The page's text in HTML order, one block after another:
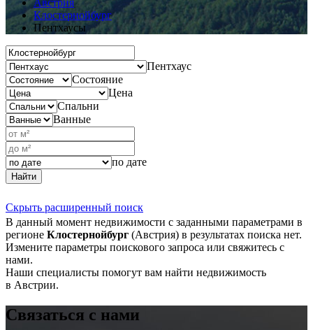
Клостернойбург
Пентхаусы
Пентхаус
Состояние
Цена
Спальни
Ванные
по дате
Найти
Скрыть расширенный поиск
В данный момент недвижимости с заданными параметрами в
регионе Клостернойбург (Австрия) в результатах поиска нет.
Измените параметры поискового запроса или свяжитесь с
нами.
Наши специалисты помогут вам найти недвижимость
в Австрии.
Связаться с нами